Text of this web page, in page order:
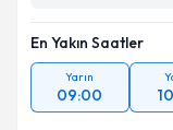
En Yakın Saatler
Yarın
09:00